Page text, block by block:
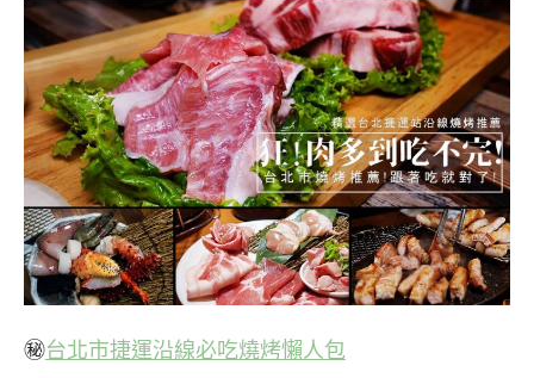
㊙台北市捷運沿線必吃燒烤懶人包